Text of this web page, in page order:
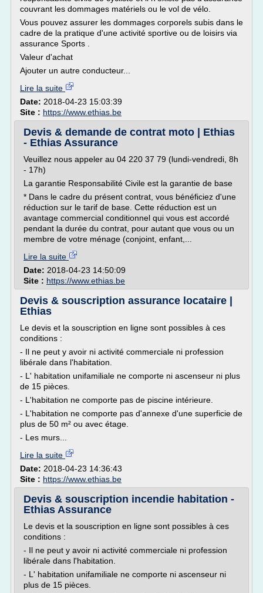
couvrant les dommages matériels ou le vol de vélo.
Vous pouvez assurer les dommages corporels subis dans le
cadre de la pratique d'une activité sportive ou de loisirs via
assurance Sports .
Valeur d'achat
Ajouter un autre conducteur...
Lire la suite
Date: 2018-04-23 15:03:39
Site : https://www.ethias.be
Devis & demande de contrat moto | Ethias
- Ethias Assurance
Veuillez nous appeler au 04 220 37 79 (lundi-vendredi, 8h
- 17h)
La garantie Responsabilité Civile est la garantie de base
* Dans le cadre du présent contrat, vous bénéficiez d'une
réduction sur le tarif de base. Cette réduction est un
avantage commercial conditionnel qui vous est accordé
pendant la durée du contrat, pour autant que vous ou un
membre de votre ménage (conjoint, enfant,...
Lire la suite
Date: 2018-04-23 14:50:09
Site : https://www.ethias.be
Devis & souscription assurance locataire |
Ethias
Le devis et la souscription en ligne sont possibles à ces
conditions :
- Il ne peut y avoir ni activité commerciale ni profession
libérale dans l'habitation.
- L' habitation unifamiliale ne comporte ni ascenseur ni plus
de 15 pièces.
- L'habitation ne comporte pas de piscine intérieure.
- L'habitation ne comporte pas d'annexe d'une superficie de
plus de 50 m² ou avec étage.
- Les murs...
Lire la suite
Date: 2018-04-23 14:36:43
Site : https://www.ethias.be
Devis & souscription incendie habitation -
Ethias Assurance
Le devis et la souscription en ligne sont possibles à ces
conditions :
- Il ne peut y avoir ni activité commerciale ni profession
libérale dans l'habitation.
- L' habitation unifamiliale ne comporte ni ascenseur ni
plus de 15 pièces.